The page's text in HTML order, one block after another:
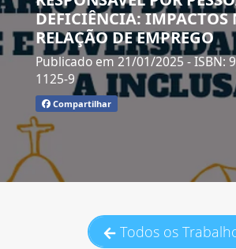
DEFICIÊNCIA: IMPACTOS
RELAÇÃO DE EMPREGO
Publicado em 21/01/2025- ISBN:
1125-9
Compartilhar
Todos os